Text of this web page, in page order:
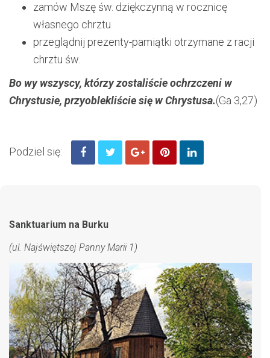
zamów Mszę św. dziękczynną w rocznicę
własnego chrztu
przeglądnij prezenty-pamiątki otrzymane z racji
chrztu św.
Bo wy wszyscy, którzy zostaliście ochrzczeni w
Chrystusie, przyoblekliście się w Chrystusa.(Ga 3,27)
Podziel się:
Sanktuarium na Burku
(ul. Najświętszej Panny Marii 1)